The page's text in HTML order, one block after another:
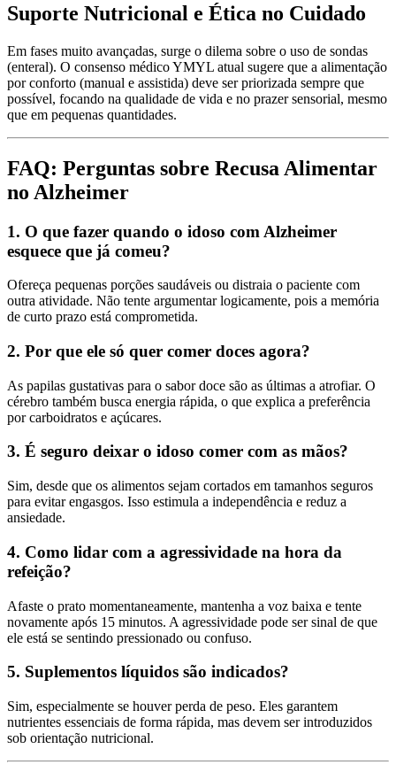
Suporte Nutricional e Ética no Cuidado
Em fases muito avançadas, surge o dilema sobre o uso de sondas
(enteral). O consenso médico YMYL atual sugere que a alimentação
por conforto (manual e assistida) deve ser priorizada sempre que
possível, focando na qualidade de vida e no prazer sensorial, mesmo
que em pequenas quantidades.
FAQ: Perguntas sobre Recusa Alimentar
no Alzheimer
1. O que fazer quando o idoso com Alzheimer
esquece que já comeu?
Ofereça pequenas porções saudáveis ou distraia o paciente com
outra atividade. Não tente argumentar logicamente, pois a memória
de curto prazo está comprometida.
2. Por que ele só quer comer doces agora?
As papilas gustativas para o sabor doce são as últimas a atrofiar. O
cérebro também busca energia rápida, o que explica a preferência
por carboidratos e açúcares.
3. É seguro deixar o idoso comer com as mãos?
Sim, desde que os alimentos sejam cortados em tamanhos seguros
para evitar engasgos. Isso estimula a independência e reduz a
ansiedade.
4. Como lidar com a agressividade na hora da
refeição?
Afaste o prato momentaneamente, mantenha a voz baixa e tente
novamente após 15 minutos. A agressividade pode ser sinal de que
ele está se sentindo pressionado ou confuso.
5. Suplementos líquidos são indicados?
Sim, especialmente se houver perda de peso. Eles garantem
nutrientes essenciais de forma rápida, mas devem ser introduzidos
sob orientação nutricional.